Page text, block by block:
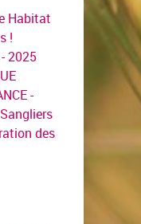
Habitat
!
2025
-
des